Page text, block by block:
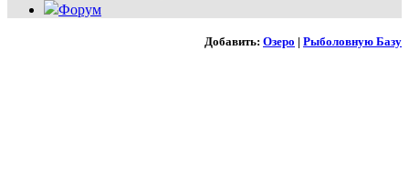
Форум
Добавить: Озеро | Рыболовную Базу